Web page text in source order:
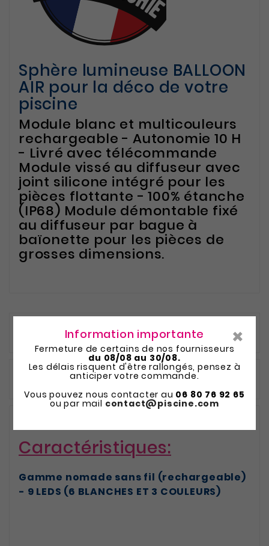
Sphère lumineuse BALLOON
AIR pour la déco de votre
piscine
Module blanc et multicouleurs
rechargeable - Autonomie 10 H
- Livré avec télécommande
Module vissé au diffuseur avec
joint silicone intégré pour les
pièces flottante - 100% étanche
(IP68) Module démontable fixé
au diffuseur par bague à
baïonette pour les pièces de
grosses dimensions.
Description
Détails du produit
Caractéristiques:
Gamme nomade sans fil (rechargeable)
- 9 LEDS (6 BLANCHES ET 3 COULEURS)
×
Information importante
Fermeture de certains de nos fournisseurs
du 08/08 au 30/08.
Les délais risquent d'être rallongés, pensez à
anticiper votre commande.
Vous pouvez nous contacter au 06 80 76 92 65
ou par mail contact@piscine.com